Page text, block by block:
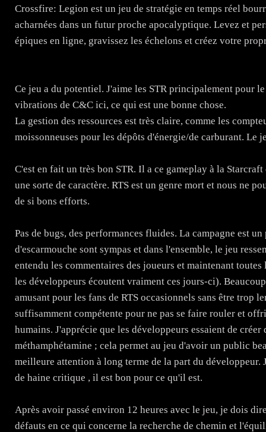
Crossfire: Legion est un jeu de stratégie en temps réel
acharnées dans un futur proche apocalyptique. Levez et
épiques en ligne, gravissez les échelons et créez votre
Ce jeu a du potentiel. J'aime les STR principalement pour
vibrations de C&C ici, ce qui est une bonne chose.
La gestion des ressources est très claire, comme les
moissonneuses pour les dépôts d'énergie/de carburant. Le
C'est en fait un très bon STR. Il a ce gameplay à la
une sorte de caractère. RTS est un genre mort et nous ne
de si bons efforts.
Pas de bugs, des performances fluides. La campagne est
d'escarmouche sont sympas et dans l'ensemble, le jeu
entendu les commentaires des joueurs et maintenant
les développeurs écoutent vraiment ces jours-ci).
amusant pour les fans de RTS occasionnels sans être trop
suffisamment compétente pour ne pas se faire rouler et
humains. J'apprécie que les développeurs essaient de
méthamphétamine ; cela permet au jeu d'avoir un public
meilleure attention à long terme de la part du
de haine critique , il est bon pour ce qu'il est.
Après avoir passé environ 12 heures avec le jeu, je dois
défauts en ce qui concerne la recherche de chemin et